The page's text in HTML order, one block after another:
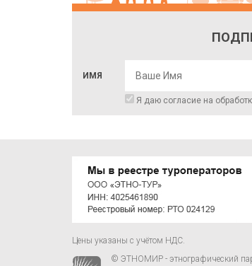
ИМЯ
Я даю согласие на
Цены указаны с учётом НДС.
© ЭТНОМИР - этнографический